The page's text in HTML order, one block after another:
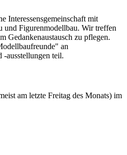
Interessensgemeinschaft mit
und Figurenmodellbau. Wir treffen
Gedankenaustausch zu pflegen.
an
-ausstellungen teil.
am letzte Freitag des Monats) im